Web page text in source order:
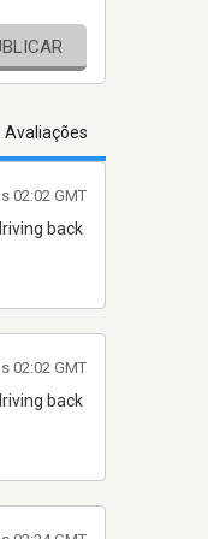
Avaliações
back
02:02 GMT
back
02:02 GMT